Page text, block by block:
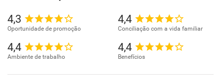
4,3
Oportunidade de promoção
4,4
Conciliação com a vida familiar
4,4
Ambiente de trabalho
4,4
Benefícios